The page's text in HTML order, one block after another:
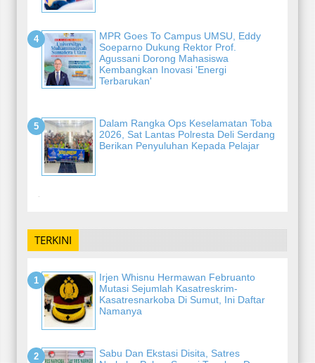
MPR Goes To Campus UMSU, Eddy
Soeparno Dukung Rektor Prof.
Agussani Dorong Mahasiswa
Kembangkan Inovasi 'Energi
Terbarukan'
Dalam Rangka Ops Keselamatan Toba
2026, Sat Lantas Polresta Deli Serdang
Berikan Penyuluhan Kepada Pelajar
-
TERKINI
Irjen Whisnu Hermawan Februanto
Mutasi Sejumlah Kasatreskrim-
Kasatresnarkoba Di Sumut, Ini Daftar
Namanya
Sabu Dan Ekstasi Disita, Satres